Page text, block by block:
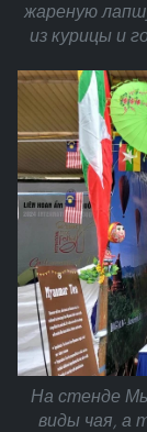
жареную
из курицы и
На стенде
виды чая, а